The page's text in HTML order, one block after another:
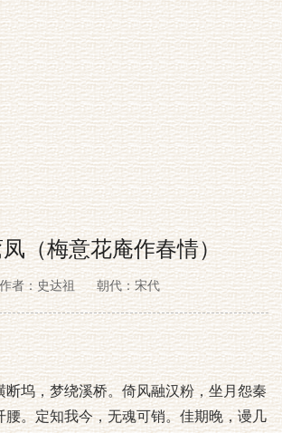
（梅意花庵作春情）
作者：史达祖 朝代：宋代
断坞，梦绕溪桥。倚风融汉粉，坐月怨秦
腰。定知我今，无魂可销。佳期晚，谩几